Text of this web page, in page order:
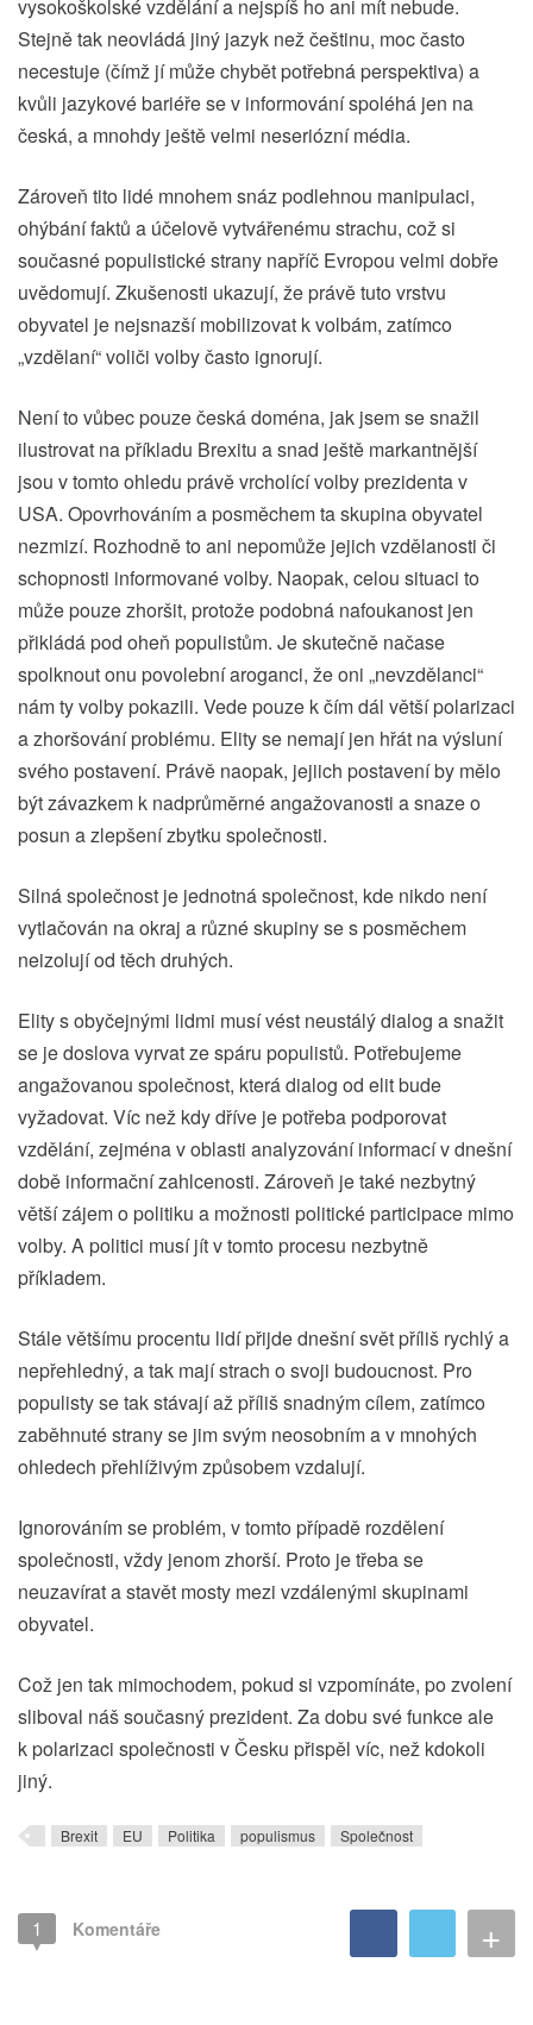
vysokoškolské vzdělání a nejspíš ho ani mít nebude.
Stejně tak neovládá jiný jazyk než češtinu, moc často
necestuje (čímž jí může chybět potřebná perspektiva) a
kvůli jazykové bariéře se v informování spoléhá jen na
česká, a mnohdy ještě velmi neseriózní média.
Zároveň tito lidé mnohem snáz podlehnou manipulaci,
ohýbání faktů a účelově vytvářenému strachu, což si
současné populistické strany napříč Evropou velmi dobře
uvědomují. Zkušenosti ukazují, že právě tuto vrstvu
obyvatel je nejsnazší mobilizovat k volbám, zatímco
„vzdělaní“ voliči volby často ignorují.
Není to vůbec pouze česká doména, jak jsem se snažil
ilustrovat na příkladu Brexitu a snad ještě markantnější
jsou v tomto ohledu právě vrcholící volby prezidenta v
USA. Opovrhováním a posměchem ta skupina obyvatel
nezmizí. Rozhodně to ani nepomůže jejich vzdělanosti či
schopnosti informované volby. Naopak, celou situaci to
může pouze zhoršit, protože podobná nafoukanost jen
přikládá pod oheň populistům. Je skutečně načase
spolknout onu povolební aroganci, že oni „nevzdělanci“
nám ty volby pokazili. Vede pouze k čím dál větší polarizaci
a zhoršování problému. Elity se nemají jen hřát na výsluní
svého postavení. Právě naopak, jejiich postavení by mělo
být závazkem k nadprůměrné angažovanosti a snaze o
posun a zlepšení zbytku společnosti.
Silná společnost je jednotná společnost, kde nikdo není
vytlačován na okraj a různé skupiny se s posměchem
neizolují od těch druhých.
Elity s obyčejnými lidmi musí vést neustálý dialog a snažit
se je doslova vyrvat ze spáru populistů. Potřebujeme
angažovanou společnost, která dialog od elit bude
vyžadovat. Víc než kdy dříve je potřeba podporovat
vzdělání, zejména v oblasti analyzování informací v dnešní
době informační zahlcenosti. Zároveň je také nezbytný
větší zájem o politiku a možnosti politické participace mimo
volby. A politici musí jít v tomto procesu nezbytně
příkladem.
Stále většímu procentu lidí přijde dnešní svět příliš rychlý a
nepřehledný, a tak mají strach o svoji budoucnost. Pro
populisty se tak stávají až příliš snadným cílem, zatímco
zaběhnuté strany se jim svým neosobním a v mnohých
ohledech přehlíživým způsobem vzdalují.
Ignorováním se problém, v tomto případě rozdělení
společnosti, vždy jenom zhorší. Proto je třeba se
neuzavírat a stavět mosty mezi vzdálenými skupinami
obyvatel.
Což jen tak mimochodem, pokud si vzpomínáte, po zvolení
sliboval náš současný prezident. Za dobu své funkce ale
k polarizaci společnosti v Česku přispěl víc, než kdokoli
jiný.
Brexit EU Politika populismus Společnost
1 Komentáře +